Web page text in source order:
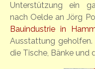
Unterstützung ein
nach Oelde an Jörg
Bauindustrie in
Ausstattung
die Tische, Bänke und